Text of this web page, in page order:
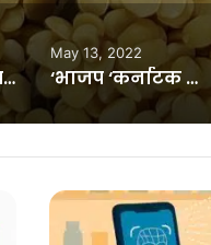
गोवा काँग्रेस अल्पसंख्याक विभागाच्या अध्यक्षांचे निलंबन; राज्य समितीही बरखास्त
May 13, 2022
‘भाजप ‘कर्नाटक फाइल्स’व्दारे फूट पाडण्याच्या प्रयत्नात’